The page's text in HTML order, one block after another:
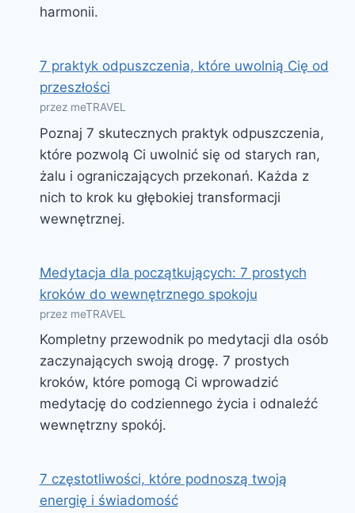
harmonii.
7 praktyk odpuszczenia, które uwolnią Cię od
przeszłości
przez meTRAVEL
Poznaj 7 skutecznych praktyk odpuszczenia,
które pozwolą Ci uwolnić się od starych ran,
żalu i ograniczających przekonań. Każda z
nich to krok ku głębokiej transformacji
wewnętrznej.
Medytacja dla początkujących: 7 prostych
kroków do wewnętrznego spokoju
przez meTRAVEL
Kompletny przewodnik po medytacji dla osób
zaczynających swoją drogę. 7 prostych
kroków, które pomogą Ci wprowadzić
medytację do codziennego życia i odnaleźć
wewnętrzny spokój.
7 częstotliwości, które podnoszą twoją
energię i świadomość